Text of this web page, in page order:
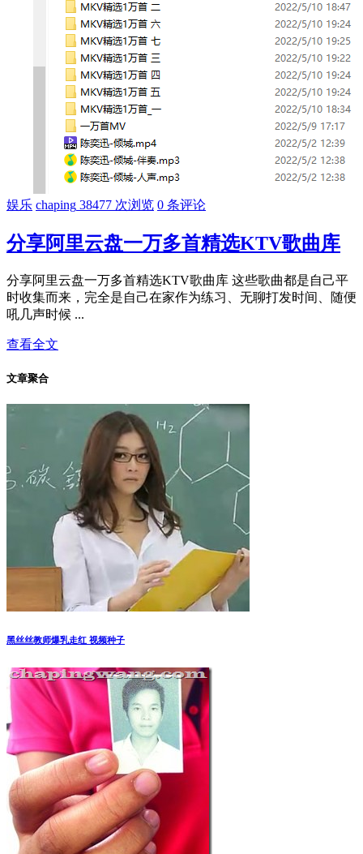
娱乐 chaping 38477 次浏览 0 条评论
分享阿里云盘一万多首精选KTV歌曲库
分享阿里云盘一万多首精选KTV歌曲库 这些歌曲都是自己平
时收集而来，完全是自己在家作为练习、无聊打发时间、随便
吼几声时候 ...
查看全文
文章聚合
黑丝丝教师爆乳走红 视频种子